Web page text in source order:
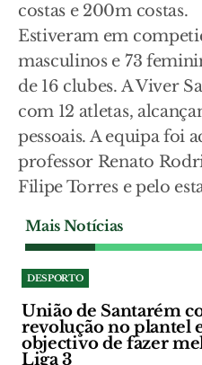
costas e 200m costas.
Estiveram em
masculinos e 73
de 16 clubes. A Viver
com 12 atletas,
pessoais. A equipa foi
professor Renato
Filipe Torres e pelo
Mais Notícias
DESPORTO
União de Santarém
revolução no plantel
objectivo de fazer
Liga 3